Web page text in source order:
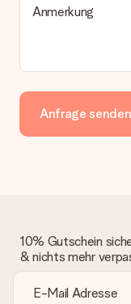
Anmerkung
Anfrage senden
10% Gutschein
& nichts mehr